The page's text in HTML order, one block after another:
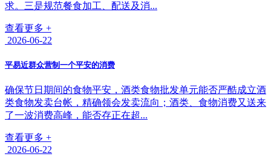
求。三是规范餐食加工、配送及消...
查看更多 +
2026-06-22
平易近群众营制一个平安的消费
确保节日期间的食物平安，酒类食物批发单元能否严酷成立酒
类食物发卖台帐，精确领会发卖流向；酒类、食物消费又送来
了一波消费高峰，能否存正在超...
查看更多 +
2026-06-22